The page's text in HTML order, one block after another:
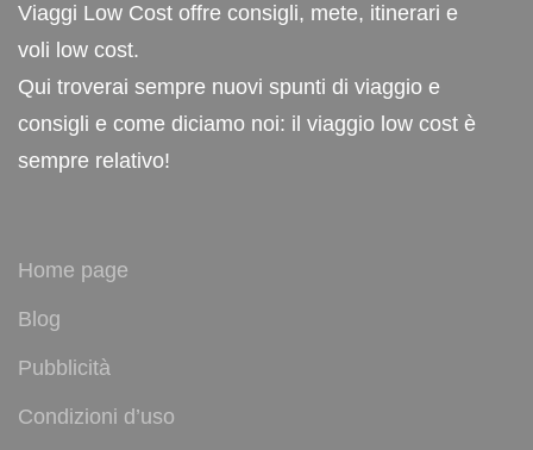
Viaggi Low Cost offre consigli, mete, itinerari e
voli low cost.
Qui troverai sempre nuovi spunti di viaggio e
consigli e come diciamo noi: il viaggio low cost è
sempre relativo!
Home page
Blog
Pubblicità
Condizioni d’uso